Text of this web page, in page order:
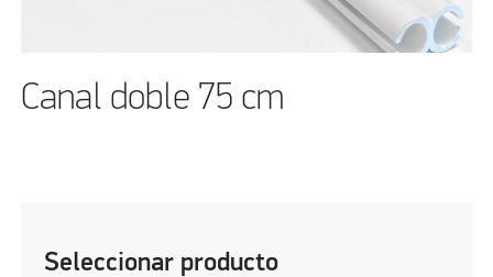
Canal doble 75 cm
Seleccionar producto